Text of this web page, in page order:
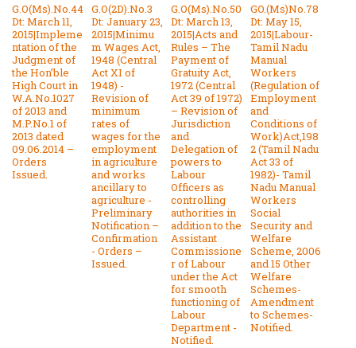
G.O(Ms).No.44
Dt: March 11,
2015|Impleme
ntation of the
Judgment of
the Hon’ble
High Court in
W.A.No.1027
of 2013 and
M.P.No.1 of
2013 dated
09.06.2014 –
Orders
Issued.
G.O(2D).No.3
Dt: January 23,
2015|Minimu
m Wages Act,
1948 (Central
Act XI of
1948) -
Revision of
minimum
rates of
wages for the
employment
in agriculture
and works
ancillary to
agriculture -
Preliminary
Notification –
Confirmation
- Orders –
Issued.
G.O(Ms).No.50
Dt: March 13,
2015|Acts and
Rules – The
Payment of
Gratuity Act,
1972 (Central
Act 39 of 1972)
– Revision of
Jurisdiction
and
Delegation of
powers to
Labour
Officers as
controlling
authorities in
addition to the
Assistant
Commissione
r of Labour
under the Act
for smooth
functioning of
Labour
Department -
Notified.
GO.(Ms)No.78
Dt: May 15,
2015|Labour-
Tamil Nadu
Manual
Workers
(Regulation of
Employment
and
Conditions of
Work)Act,198
2 (Tamil Nadu
Act 33 of
1982)- Tamil
Nadu Manual
Workers
Social
Security and
Welfare
Scheme, 2006
and 15 Other
Welfare
Schemes-
Amendment
to Schemes-
Notified.